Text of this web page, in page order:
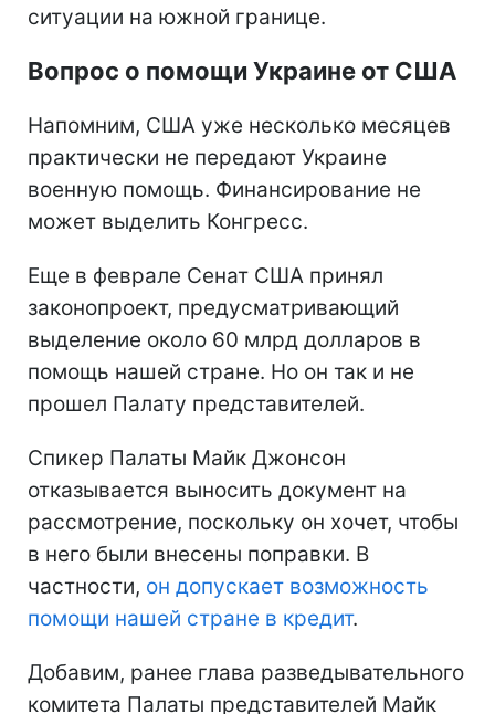
ситуации на южной границе.
Вопрос о помощи Украине от США
Напомним, США уже несколько месяцев
практически не передают Украине
военную помощь. Финансирование не
может выделить Конгресс.
Еще в феврале Сенат США принял
законопроект, предусматривающий
выделение около 60 млрд долларов в
помощь нашей стране. Но он так и не
прошел Палату представителей.
Спикер Палаты Майк Джонсон
отказывается выносить документ на
рассмотрение, поскольку он хочет, чтобы
в него были внесены поправки. В
частности, он допускает возможность
помощи нашей стране в кредит.
Добавим, ранее глава разведывательного
комитета Палаты представителей Майк